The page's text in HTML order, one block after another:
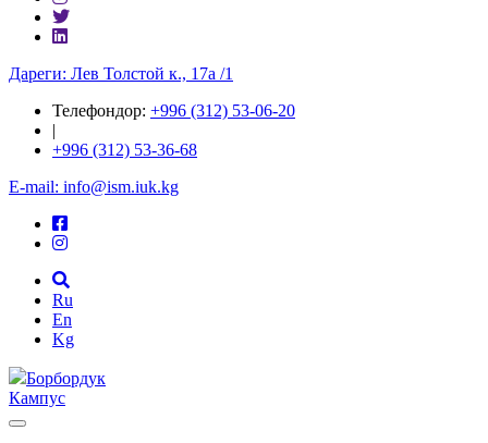
Дареги: Лев Толстой к., 17а /1
Телефондор: +996 (312) 53-06-20
|
+996 (312) 53-36-68
E-mail: info@ism.iuk.kg
Ru
En
Kg
Борбордук
Кампус